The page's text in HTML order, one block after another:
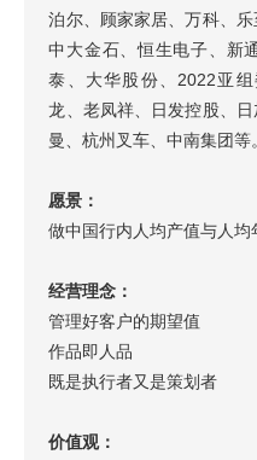
泊尔、顾家家居、万科、乐
中大金石、恒生电子、新
泰、大华股份、2022亚
龙、老凤祥、日发控股、
曼、杭州叉车、中南集团等
愿景：
做中国行内人均产值与人
经营理念：
管理好客户的期望值
作品即人品
既是执行者又是策划者
价值观：